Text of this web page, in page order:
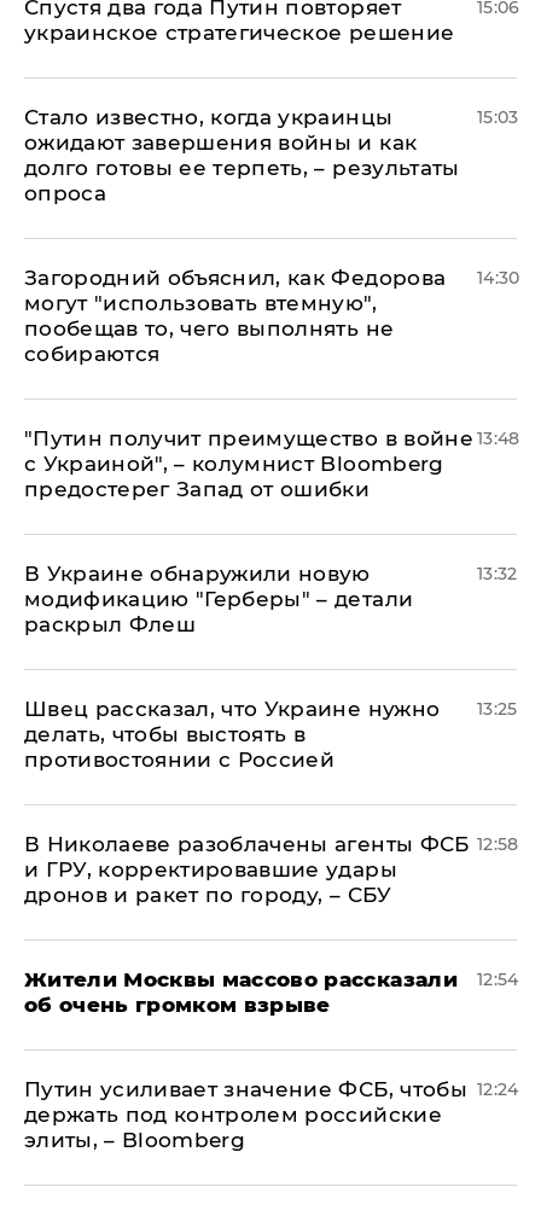
Спустя два года Путин повторяет
украинское стратегическое решение
15:06
Стало известно, когда украинцы
ожидают завершения войны и как
долго готовы ее терпеть, – результаты
опроса
15:03
Загородний объяснил, как Федорова
могут "использовать втемную",
пообещав то, чего выполнять не
собираются
14:30
"Путин получит преимущество в войне
с Украиной", – колумнист Bloomberg
предостерег Запад от ошибки
13:48
В Украине обнаружили новую
модификацию "Герберы" – детали
раскрыл Флеш
13:32
Швец рассказал, что Украине нужно
делать, чтобы выстоять в
противостоянии с Россией
13:25
В Николаеве разоблачены агенты ФСБ
и ГРУ, корректировавшие удары
дронов и ракет по городу, – СБУ
12:58
Жители Москвы массово рассказали
об очень громком взрыве
12:54
Путин усиливает значение ФСБ, чтобы
держать под контролем российские
элиты, – Bloomberg
12:24